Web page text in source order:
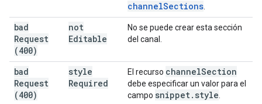
channelSections
bad
Request
(400)
not
Editable
No se puede crear esta sección
del canal.
bad
Request
(400)
style
Required
El recurso channelSection
debe especificar un valor para el
campo snippet. style